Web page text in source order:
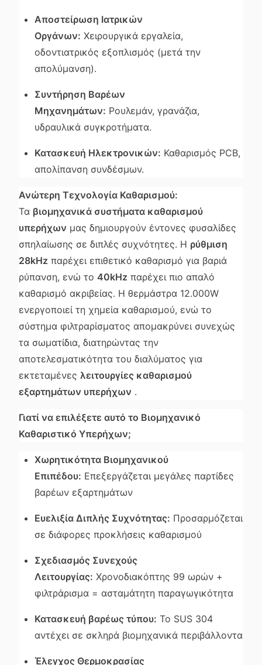
Αποστείρωση Ιατρικών
Οργάνων: Χειρουργικά εργαλεία,
οδοντιατρικός εξοπλισμός (μετά την
απολύμανση).
Συντήρηση Βαρέων
Μηχανημάτων: Ρουλεμάν, γρανάζια,
υδραυλικά συγκροτήματα.
Κατασκευή Ηλεκτρονικών: Καθαρισμός PCB,
απολίπανση συνδέσμων.
Ανώτερη Τεχνολογία Καθαρισμού:
Τα βιομηχανικά συστήματα καθαρισμού
υπερήχων μας δημιουργούν έντονες φυσαλίδες
σπηλαίωσης σε διπλές συχνότητες. Η ρύθμιση
28kHz παρέχει επιθετικό καθαρισμό για βαριά
ρύπανση, ενώ το 40kHz παρέχει πιο απαλό
καθαρισμό ακριβείας. Η θερμάστρα 12.000W
ενεργοποιεί τη χημεία καθαρισμού, ενώ το
σύστημα φιλτραρίσματος απομακρύνει συνεχώς
τα σωματίδια, διατηρώντας την
αποτελεσματικότητα του διαλύματος για
εκτεταμένες λειτουργίες καθαρισμού
εξαρτημάτων υπερήχων .
Γιατί να επιλέξετε αυτό το Βιομηχανικό
Καθαριστικό Υπερήχων;
Χωρητικότητα Βιομηχανικού
Επιπέδου: Επεξεργάζεται μεγάλες παρτίδες
βαρέων εξαρτημάτων
Ευελιξία Διπλής Συχνότητας: Προσαρμόζεται
σε διάφορες προκλήσεις καθαρισμού
Σχεδιασμός Συνεχούς
Λειτουργίας: Χρονοδιακόπτης 99 ωρών +
φιλτράρισμα = ασταμάτητη παραγωγικότητα
Κατασκευή βαρέως τύπου: Το SUS 304
αντέχει σε σκληρά βιομηχανικά περιβάλλοντα
Έλεγχος Θερμοκρασίας